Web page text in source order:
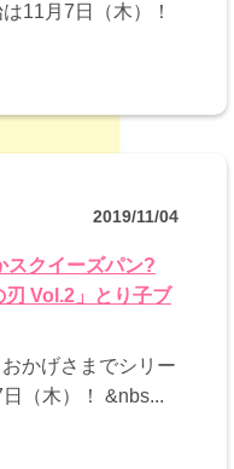
月7日（木）！
2019/11/04
クイーズパン?
刃 Vol.2」とり子ブ
かげさまでシリー
（木）！ &nbs...